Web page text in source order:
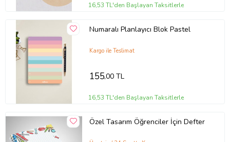
16,53 TL'den Başlayan Taksitlerle
Numaralı Planlayıcı Blok Pastel
Kargo ile Teslimat
155,00 TL
16,53 TL'den Başlayan Taksitlerle
Özel Tasarım Öğrenciler İçin Defter